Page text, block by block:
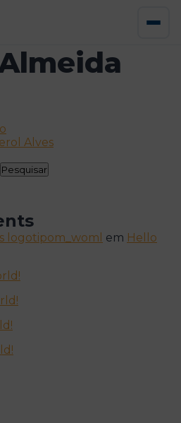
Alves
Pesquisar
logotipom_woml em Hello